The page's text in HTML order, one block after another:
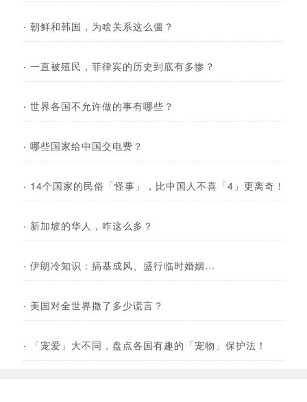
· 朝鲜和韩国，为啥关系这么僵？
· 一直被殖民，菲律宾的历史到底有多惨？
· 世界各国不允许做的事有哪些？
· 哪些国家给中国交电费？
· 14个国家的民俗「怪事」，比中国人不喜「4」更离奇！
· 新加坡的华人，咋这么多？
· 伊朗冷知识：搞基成风、盛行临时婚姻…
· 美国对全世界撒了多少谎言？
· 「宠爱」大不同，盘点各国有趣的「宠物」保护法！